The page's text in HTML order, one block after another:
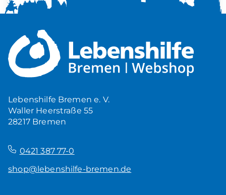
Mehr Ruhe zuhause
5,00€
Lebenshilfe Bremen e. V.
Waller Heerstraße 55
28217 Bremen
0421 387 77-0
shop@lebenshilfe-bremen.de